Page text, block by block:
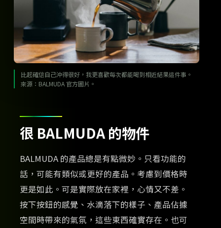
比起確信自己沖得很好，我更喜歡每次都能喝到相近結果這件事。
來源：BALMUDA 官方圖片。
很 BALMUDA 的物件
BALMUDA 的產品總是有點微妙。只看功能的
話，可能有類似或更好的產品。考慮到價格時
更是如此。可是實際放在家裡，心情又不差。
按下按鈕的感覺、水滴落下的樣子、產品佔據
空間時帶來的氣氛，這些東西確實存在。也可